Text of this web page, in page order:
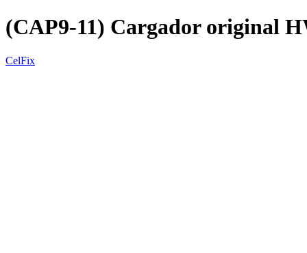
(CAP9-11) Cargador original
CelFix